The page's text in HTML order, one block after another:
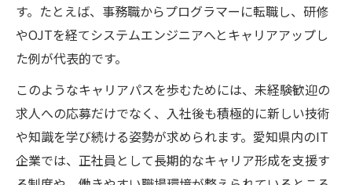
す。たとえば、事務職からプログラマーに転職し、研修
やOJTを経てシステムエンジニアへとキャリアアップし
た例が代表的です。
このようなキャリアパスを歩むためには、未経験歓迎の
求人への応募だけでなく、入社後も積極的に新しい技術
や知識を学び続ける姿勢が求められます。愛知県内のIT
企業では、正社員として長期的なキャリア形成を支援す